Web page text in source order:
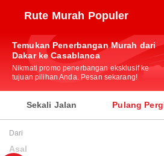
Rute Murah Populer
Temukan Penerbangan Murah dari
Dakar ke Casablanca
Nikmati promo penerbangan eksklusif ke
tujuan pilihan Anda. Pesan sekarang!
Sekali Jalan Pulang
Dari
Asal